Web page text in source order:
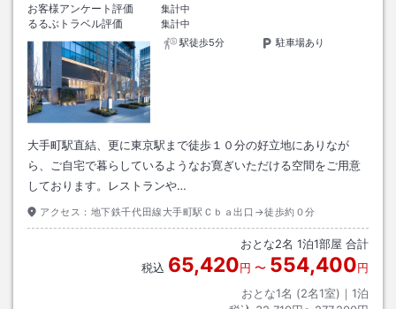
お客様アンケート評価
集計中
るるぶトラベル評価
集計中
駅徒歩5分
駐車場あり
大手町駅直結、更に東京駅まで徒歩１０分の好立地にありなが
ら、ご自宅で暮らしているようなお寛ぎいただける空間をご用意
しております。レストランや…
アクセス： 地下鉄千代田線大手町駅Ｃｂａ出口→徒歩約０分
おとな2名 1泊1部屋 合計
税込 65,420円 〜 554,400円
おとな1名 (2名1室)｜ 1泊